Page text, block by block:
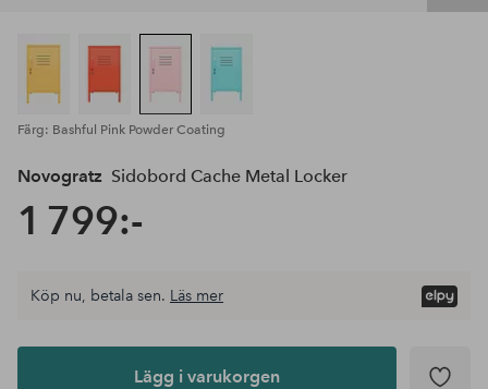
Färg: Bashful Pink Powder Coating
Novogratz Sidobord Cache Metal Locker
1 799:-
Lägg i
Köp nu, betala sen. Läs mer
Lägg i varukorgen